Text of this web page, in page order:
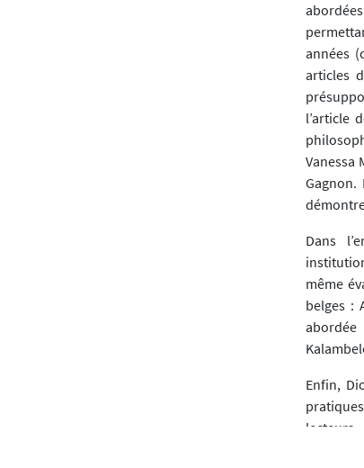
années
articles
l’article
Vanessa
Dans
même
belges :
abordée
Enfin,
lecteurs